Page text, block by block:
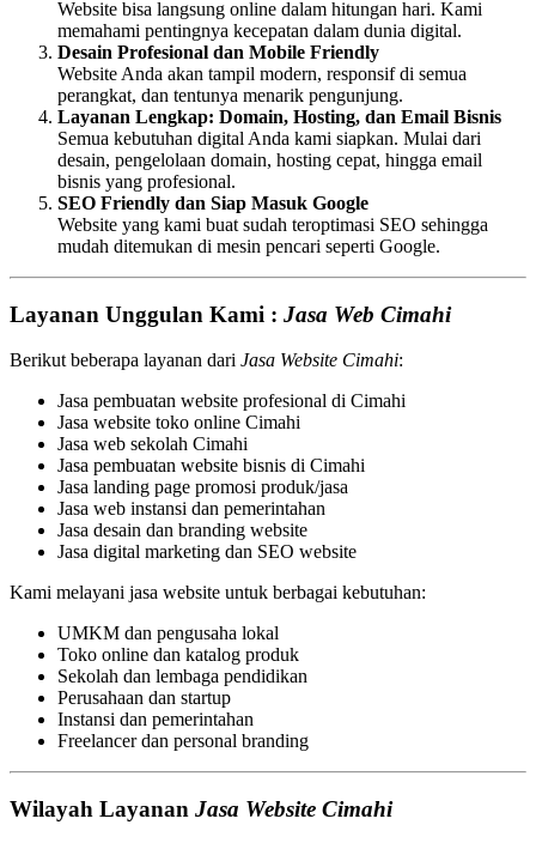
Website bisa langsung online dalam hitungan hari. Kami
memahami pentingnya kecepatan dalam dunia digital.
Desain Profesional dan Mobile Friendly
Website Anda akan tampil modern, responsif di semua
perangkat, dan tentunya menarik pengunjung.
Layanan Lengkap: Domain, Hosting, dan Email Bisnis
Semua kebutuhan digital Anda kami siapkan. Mulai dari
desain, pengelolaan domain, hosting cepat, hingga email
bisnis yang profesional.
SEO Friendly dan Siap Masuk Google
Website yang kami buat sudah teroptimasi SEO sehingga
mudah ditemukan di mesin pencari seperti Google.
Layanan Unggulan Kami : Jasa Web Cimahi
Berikut beberapa layanan dari Jasa Website Cimahi:
Jasa pembuatan website profesional di Cimahi
Jasa website toko online Cimahi
Jasa web sekolah Cimahi
Jasa pembuatan website bisnis di Cimahi
Jasa landing page promosi produk/jasa
Jasa web instansi dan pemerintahan
Jasa desain dan branding website
Jasa digital marketing dan SEO website
Kami melayani jasa website untuk berbagai kebutuhan:
UMKM dan pengusaha lokal
Toko online dan katalog produk
Sekolah dan lembaga pendidikan
Perusahaan dan startup
Instansi dan pemerintahan
Freelancer dan personal branding
Wilayah Layanan Jasa Website Cimahi